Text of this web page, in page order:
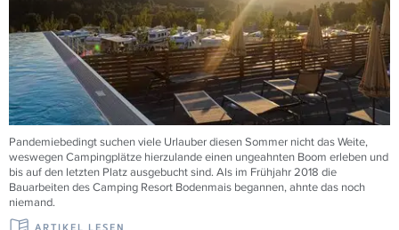
Pandemiebedingt suchen viele Urlauber diesen Sommer nicht das Weite,
weswegen Campingplätze hierzulande einen ungeahnten Boom erleben und
bis auf den letzten Platz ausgebucht sind. Als im Frühjahr 2018 die
Bauarbeiten des Camping Resort Bodenmais begannen, ahnte das noch
niemand.
ARTIKEL LESEN